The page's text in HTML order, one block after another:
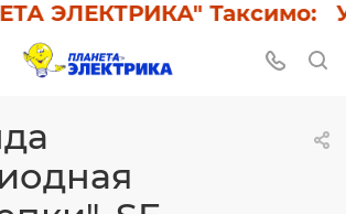
ЭЛЕКТРИКА" Таксимо: У